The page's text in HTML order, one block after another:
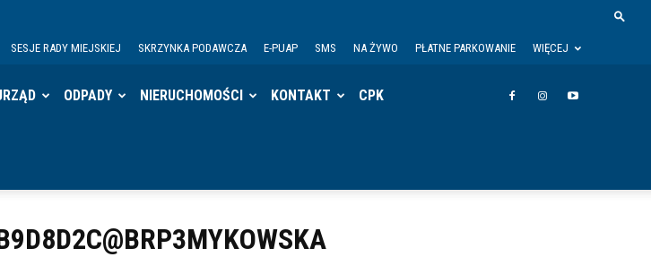
SESJE RADY MIEJSKIEJ SKRZYNKA PODAWCZA E-PUAP SMS NA ŻYWO PŁATNE PARKOWANIE WIĘCEJ
ODPADY NIERUCHOMOŚCI KONTAKT CPK